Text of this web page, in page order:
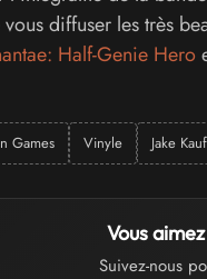
diffuser les très
Half-Genie Hero
Games Vinyle Jake
Vous
Suivez-nous